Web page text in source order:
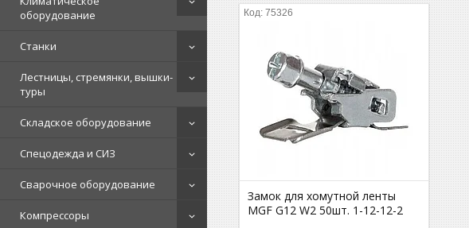
оборудование
Станки
Лестницы, стремянки, вышки-
туры
Складское оборудование
Спецодежда и СИЗ
Сварочное оборудование
Компрессоры
75326
Замок для хомутной ленты
MGF G12 W2 50шт. 1-12-12-2